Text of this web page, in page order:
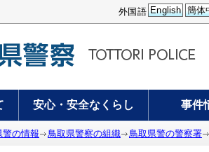
外国語 English 簡体
安心・安全なくらし 事件
警の情報 鳥取県警察の組織 鳥取県警の警察署